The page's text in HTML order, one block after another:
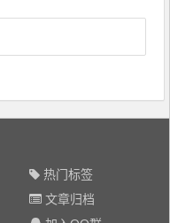
热门标签
文章归档